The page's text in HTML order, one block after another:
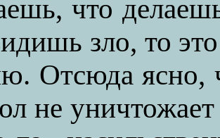
что
зло, то
Отсюда
не